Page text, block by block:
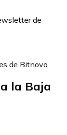
de
de Bitnovo
la Baja